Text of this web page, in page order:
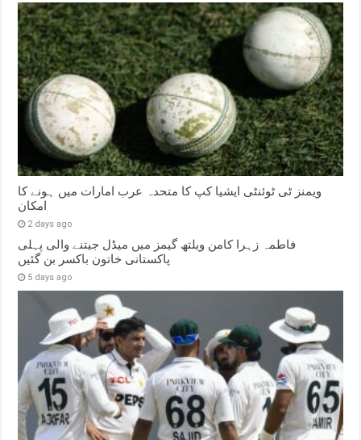
ویمنز ٹی ٹوئنٹی ایشیا کپ کا متحدہ عرب امارات میں ہونے کا
امکان
2 days ago
فاطمہ زہرا کامن ویلتھ گیمز میں میڈل جیتنے والی پہلی
پاکستانی خاتون باکسر بن گئیں
5 days ago